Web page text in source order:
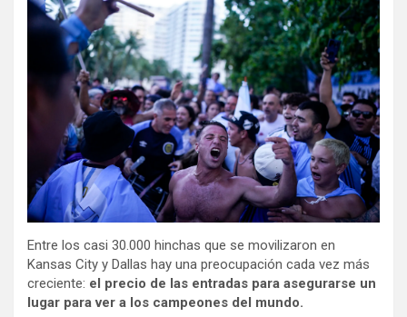
Entre los casi 30.000 hinchas que se movilizaron en
Kansas City y Dallas hay una preocupación cada vez más
creciente: el precio de las entradas para asegurarse un
lugar para ver a los campeones del mundo.